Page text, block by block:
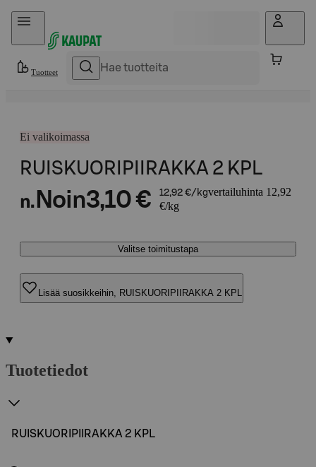
Hyppää sisältöön
Tuotteet
Ei valikoimassa
RUISKUORIPIIRAKKA 2 KPL
n. Noin3,10 € 12,92 €/kgvertailuhinta 12,92
€/kg
Valitse toimitustapa
Lisää suosikkeihin, RUISKUORIPIIRAKKA 2 KPL
Tuotetiedot
RUISKUORIPIIRAKKA 2 KPL